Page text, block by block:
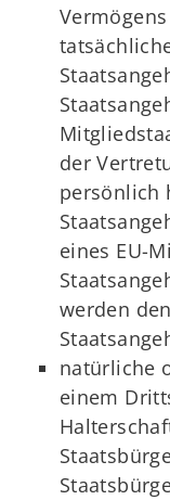
der
persönlich
eines EU-
werden
natürliche
einem